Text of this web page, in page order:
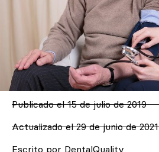
Publicado el 15 de julio de 2019
Actualizado el 29 de junio de 2021
Escrito por DentalQuality